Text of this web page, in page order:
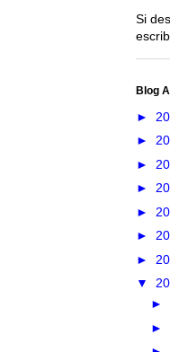
Si
Blog
►
►
►
►
►
►
►
▼
►
►